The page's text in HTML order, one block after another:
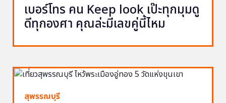
เบอร์โทร คน Keep look เป๊ะทุกมุมดู
ดีทุกองศา คุณล่ะมีเลขคู่นี้ไหม
สุพรรณบุรี